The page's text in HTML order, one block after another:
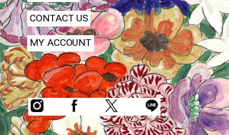
CONTACT US
MY ACCOUNT